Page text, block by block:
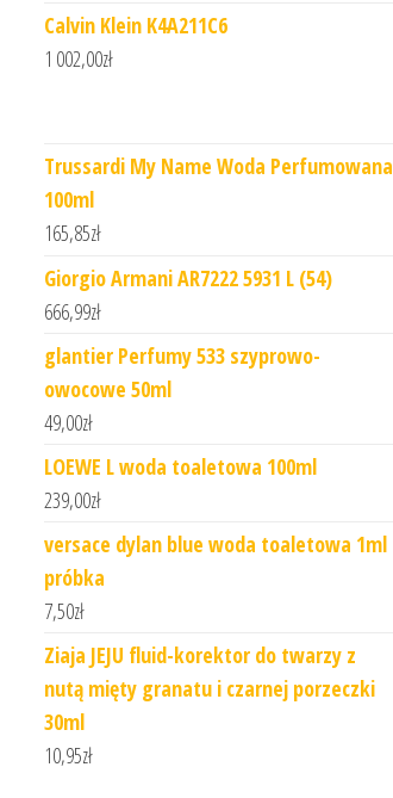
Calvin Klein K4A211C6
1 002,00zł
Trussardi My Name Woda Perfumowana
100ml
165,85zł
Giorgio Armani AR7222 5931 L (54)
666,99zł
glantier Perfumy 533 szyprowo-
owocowe 50ml
49,00zł
LOEWE L woda toaletowa 100ml
239,00zł
versace dylan blue woda toaletowa 1ml
próbka
7,50zł
Ziaja JEJU fluid-korektor do twarzy z
nutą mięty granatu i czarnej porzeczki
30ml
10,95zł